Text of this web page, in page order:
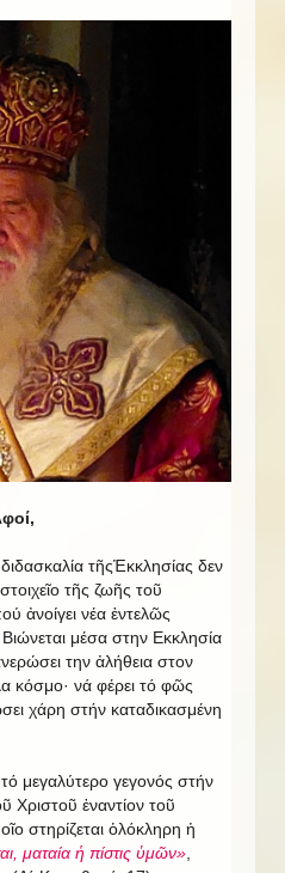
τῆςἘκκλησίας δεν
τῆς ζωῆς τοῦ
ἀνοίγει νέα ἐντελῶς
μέσα στην Εκκλησία
την ἀλήθεια στον
κόσμο· νά φέρει τό φῶς
χάρη στήν καταδικασμένη
μεγαλύτερο γεγονός στήν
Χριστοῦ ἐναντίον τοῦ
στηρίζεται ὁλόκληρη ἡ
ματαία ἡ πίστις ὑμῶν»,